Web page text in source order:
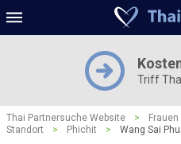
Triff
Thai Partnersuche Website > Frauen
Standort
> Phichit > Wang Sai